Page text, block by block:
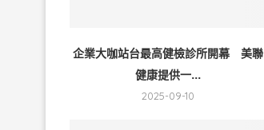
企業大咖站台最高健檢診所開幕 美聯
健康提供一...
2025-09-10